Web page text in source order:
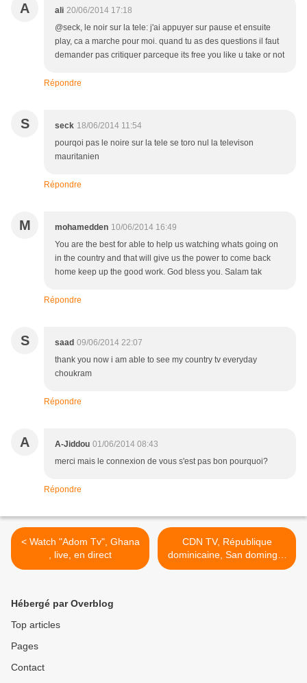
A ali 20/06/2014 17:18
@seck, le noir sur la tele: j'ai appuyer sur pause et ensuite
play, ca a marche pour moi. quand tu as des questions il faut
demander pas critiquer parceque its free you like u take or not
Répondre
S seck 18/06/2014 11:54
pourqoi pas le noire sur la tele se toro nul la televison
mauritanien
Répondre
M mohamedden 10/06/2014 16:49
You are the best for able to help us watching whats going on
in the country and that will give us the power to come back
home keep up the good work. God bless you. Salam tak
Répondre
S saad 09/06/2014 22:07
thank you now i am able to see my country tv everyday
choukram
Répondre
A A-Jiddou 01/06/2014 08:43
merci mais le connexion de vous s'est pas bon pourquoi?
Répondre
< Watch "Adom Tv", Ghana
, live, en direct
CDN TV, République
dominicaine, San domingo,
en direct, en vivo >
Hébergé par Overblog
Top articles
Pages
Contact